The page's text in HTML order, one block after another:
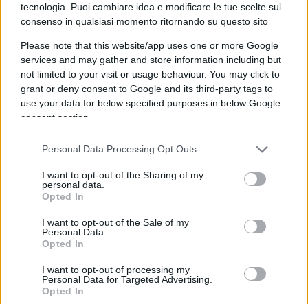
tecnologia. Puoi cambiare idea e modificare le tue scelte sul
consenso in qualsiasi momento ritornando su questo sito
Please note that this website/app uses one or more Google
services and may gather and store information including but
not limited to your visit or usage behaviour. You may click to
grant or deny consent to Google and its third-party tags to
use your data for below specified purposes in below Google
consent section.
Personal Data Processing Opt Outs
I want to opt-out of the Sharing of my
personal data.
Opted In
I want to opt-out of the Sale of my
Personal Data.
Opted In
I want to opt-out of processing my
Personal Data for Targeted Advertising.
Opted In
Che tristezza Oliviero Toscani, l’uomo che se la
prende coi morti
Oliviero Toscani insulta Porro. Merita una
pernacchia
Addio alla fotografia
In questo periodo, Toscani ha deciso di
allontanarsi dal mondo della fotografia, un ambito
che ha dominato gran parte della sua vita
liberato di tutto”, afferma, chiudendo un capitolo
importante della sua vita ma senza ignorare i